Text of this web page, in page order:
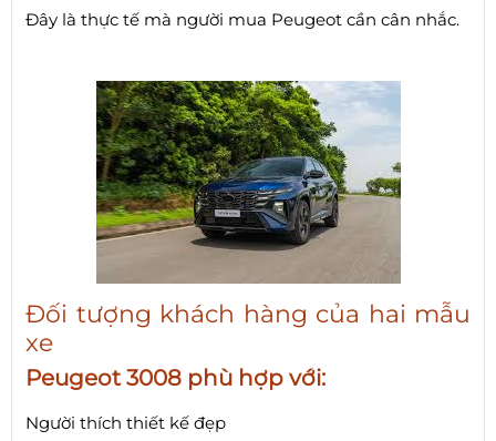
Đây là thực tế mà người mua Peugeot cần cân nhắc.
Đối tượng khách hàng của hai mẫu
xe
Peugeot 3008 phù hợp với:
Người thích thiết kế đẹp